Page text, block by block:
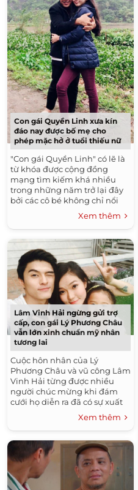
Con gái Quyền Linh xưa kín
đáo nay được bố mẹ cho
phép mặc hở ở tuổi thiếu nữ
"Con gái Quyền Linh" có lẽ là
từ khóa được cộng đồng
mạng tìm kiếm khá nhiều
trong những năm trở lại đây
bởi các cô bé không chỉ nổi
tiếng vì là con của nam MC,
diễn viên mà còn thu hút...
Xem thêm
Lâm Vinh Hải ngừng gửi trợ
cấp, con gái Lý Phương Châu
vẫn lớn xinh chuẩn mỹ nhân
tương lai
Cuộc hôn nhân của Lý
Phương Châu và vũ công Lâm
Vinh Hải từng được nhiều
người chúc mừng khi đám
cưới họ diễn ra đã có sự xuất
hiện của thiên thần nhỏ Kỳ Kỳ
chứng kiến. Cô bé...
Xem thêm